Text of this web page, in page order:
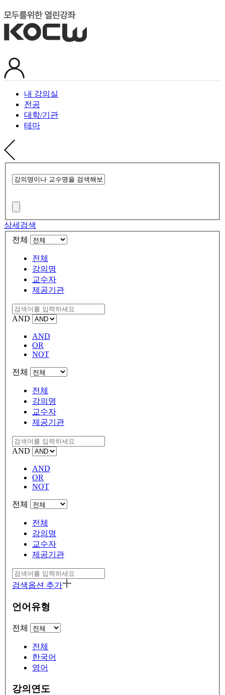
내 강의실
전공
대학/기관
테마
상세검색
전체
전체
강의명
교수자
제공기관
AND
AND
OR
NOT
전체
전체
강의명
교수자
제공기관
AND
AND
OR
NOT
전체
전체
강의명
교수자
제공기관
검색옵션 추가
언어유형
전체
전체
한국어
영어
강의연도